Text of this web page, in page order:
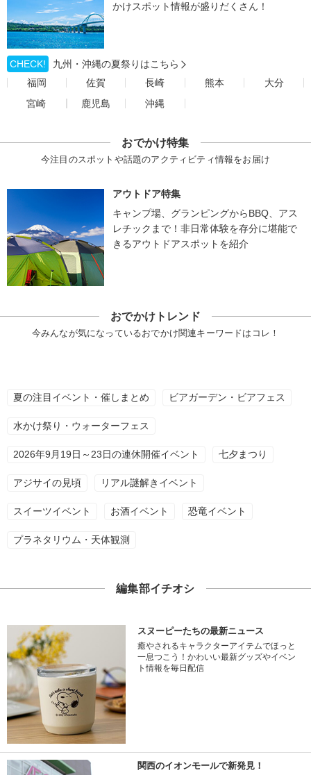
かけスポット情報が盛りだくさん！
CHECK!
九州・沖縄の夏祭りはこちら
福岡
佐賀 長崎 熊本
大分
宮崎
鹿児島 沖縄
おでかけ特集
今注目のスポットや話題のアクティビティ情報をお届け
アウトドア特集
キャンプ場、グランピングからBBQ、アス
レチックまで！非日常体験を存分に堪能で
きるアウトドアスポットを紹介
おでかけトレンド
今みんなが気になっているおでかけ関連キーワードはコレ！
夏の注目イベント・催しまとめ ビアガーデン・ビアフェス
水かけ祭り・ウォーターフェス
2026年9月19日～23日の連休開催イベント 七夕まつり
アジサイの見頃 リアル謎解きイベント
スイーツイベント お酒イベント 恐竜イベント
プラネタリウム・天体観測
編集部イチオシ
スヌーピーたちの最新ニュース
癒やされるキャラクターアイテムでほっと
一息つこう！かわいい最新グッズやイベン
ト情報を毎日配信
関西のイオンモールで新発見！